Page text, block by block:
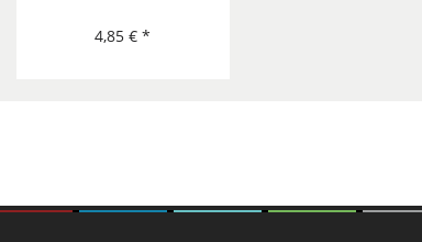
Gewinde M6x90 mm
4,85 € *